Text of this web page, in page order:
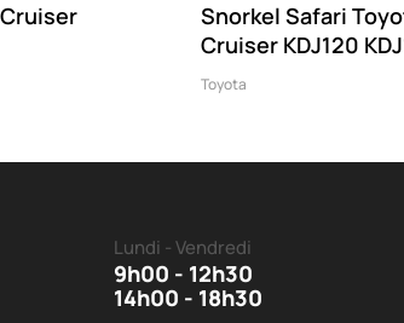
Snorkel Safari
Cruiser KDJ120
Toyota
Lundi - Vendredi
9h00 - 12h30
14h00 - 18h30